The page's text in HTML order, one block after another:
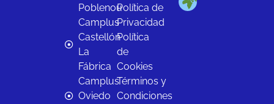
Poblenou
Camplus
Castellón
La
Fábrica
Camplus
Oviedo
Política de
Privacidad
Política
de
Cookies
Términos y
Condiciones